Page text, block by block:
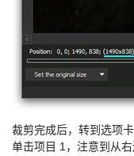
裁剪完成后，转到选项
单击项目 1，注意到从